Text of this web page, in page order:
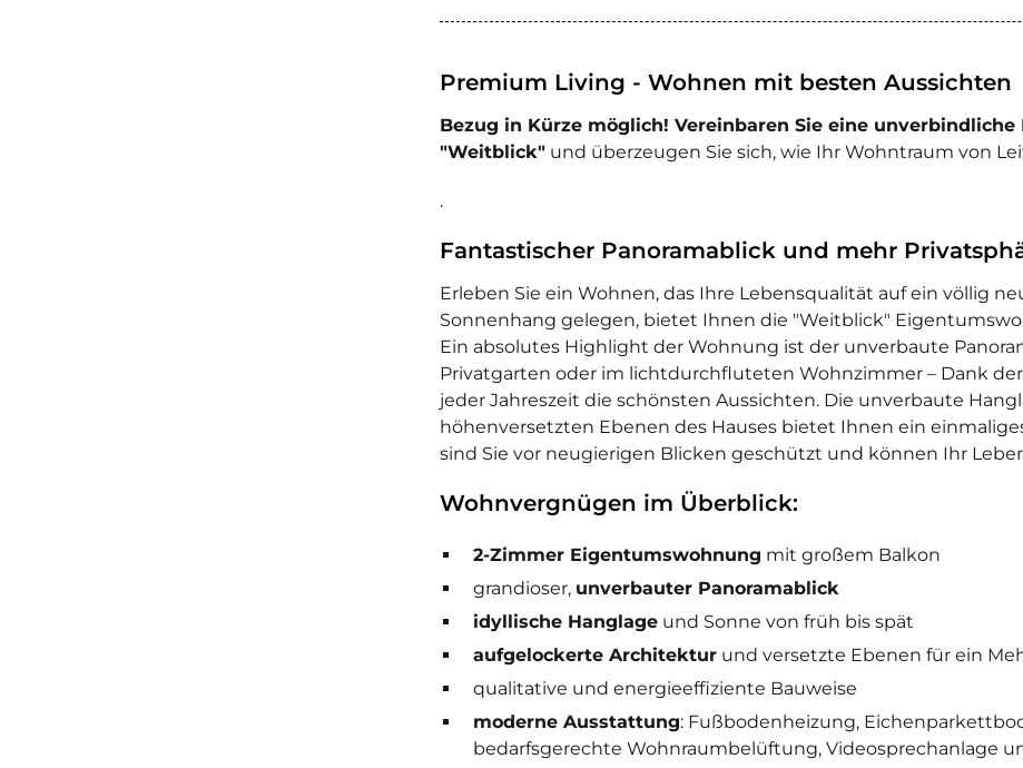
Premium Living - Wohnen mit besten Aussichten
Bezug in Kürze möglich! Vereinbaren Sie eine
"Weitblick"und überzeugen Sie sich, wie Ihr Wohntraum von
.
Fantastischer Panoramablick und mehr
Erleben Sie ein Wohnen, das Ihre Lebensqualität auf ein völlig
Sonnenhang gelegen, bietet Ihnen die "Weitblick"
Ein absolutes Highlight der Wohnung ist der unverbaute
Privatgarten oder im lichtdurchfluteten Wohnzimmer – Dank
jeder Jahreszeit die schönsten Aussichten. Die unverbaute
höhenversetzten Ebenen des Hauses bietet Ihnen ein
sind Sie vor neugierigen Blicken geschützt und können Ihr
Wohnvergnügen im Überblick:
2-Zimmer Eigentumswohnung mit großem Balkon
grandioser, unverbauter Panoramablick
idyllische Hanglageund Sonne von früh bis spät
aufgelockerte Architekturund versetzte Ebenen für ein
qualitative und energieeffiziente Bauweise
moderne Ausstattung: Fußbodenheizung,
bedarfsgerechte Wohnraumbelüftung, Videosprechanlage